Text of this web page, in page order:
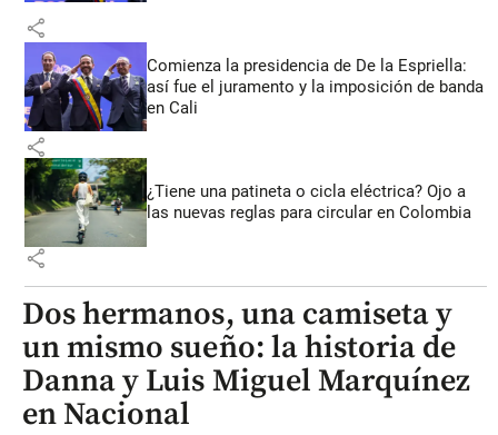
share
Comienza la presidencia de De la Espriella:
así fue el juramento y la imposición de banda
en Cali
share
¿Tiene una patineta o cicla eléctrica? Ojo a
las nuevas reglas para circular en Colombia
share
Dos hermanos, una camiseta y
un mismo sueño: la historia de
Danna y Luis Miguel Marquínez
en Nacional